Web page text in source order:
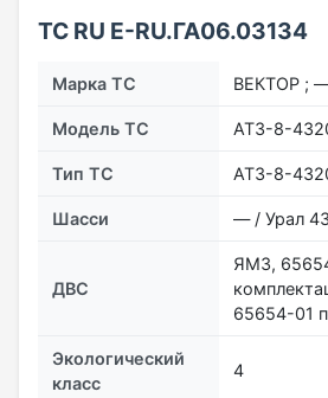
ТС RU Е-RU.ГА06.03134
Марка ТС ВЕКТОР ;
Модель ТС АТЗ-8-
Тип ТС АТЗ-8-
Шасси — / Урал
ДВС
ЯМЗ,
65654-01
Экологический
класс
4